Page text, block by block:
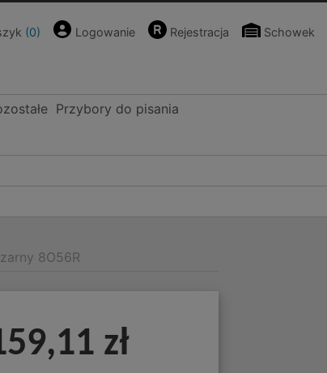
(0) Logowanie Rejestracja Schowek
Przybory do pisania
8O56R
zł